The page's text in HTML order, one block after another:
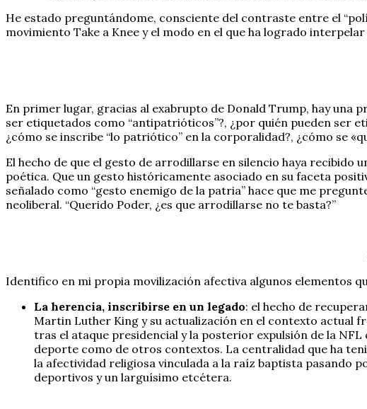
He estado preguntándome, consciente del contraste entre el
movimiento Take a Knee y el modo en el que ha logrado
En primer lugar, gracias al exabrupto de Donald Trump, hay una
ser etiquetados como “antipatrióticos”?, ¿por quién pueden ser
¿cómo se inscribe “lo patriótico” en la corporalidad?, ¿cómo se
El hecho de que el gesto de arrodillarse en silencio haya recibido
poética. Que un gesto históricamente asociado en su faceta
señalado como “gesto enemigo de la patria” hace que me
neoliberal. “Querido Poder, ¿es que arrodillarse no te basta?”
Identifico en mi propia movilización afectiva algunos elementos
La herencia, inscribirse en un legado: el hecho de
Martin Luther King y su actualización en el contexto actual
tras el ataque presidencial y la posterior expulsión de la
deporte como de otros contextos. La centralidad que ha
la afectividad religiosa vinculada a la raíz baptista pasando
deportivos y un larguísimo etcétera.